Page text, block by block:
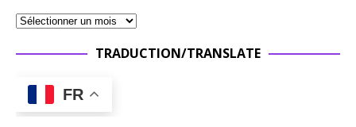
TRADUCTION/TRANSLATE
FR